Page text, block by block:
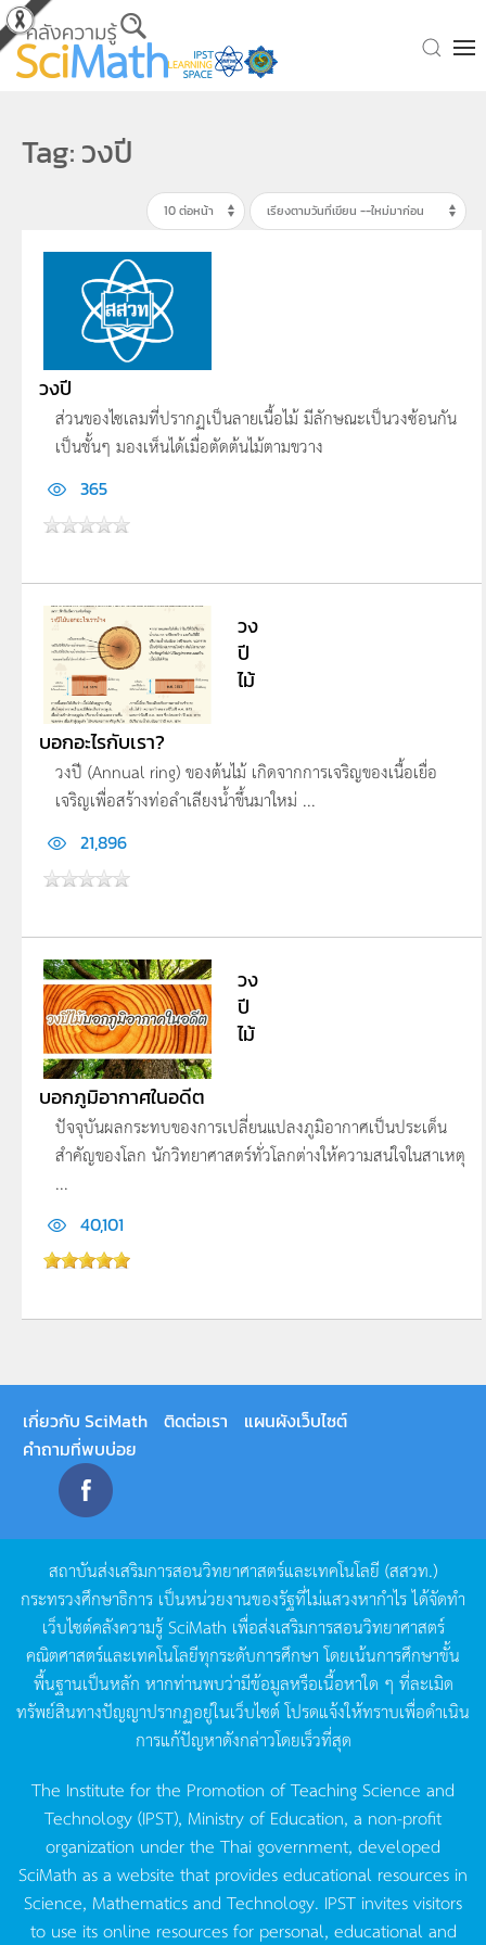
Skip to main content
Tag: วงปี
วงปี
ส่วนของไซเลมที่ปรากฏเป็นลายเนื้อไม้ มีลักษณะเป็นวงซ้อนกัน
เป็นชั้นๆ มองเห็นได้เมื่อตัดต้นไม้ตามขวาง
365
วง
ปี
ไม้
บอกอะไรกับเรา?
วงปี (Annual ring) ของต้นไม้ เกิดจากการเจริญของเนื้อเยื่อ
เจริญเพื่อสร้างท่อลำเลียงน้ำขึ้นมาใหม่ ...
21,896
วง
ปี
ไม้
บอกภูมิอากาศในอดีต
ปัจจุบันผลกระทบของการเปลี่ยนแปลงภูมิอากาศเป็นประเด็น
สำคัญของโลก นักวิทยาศาสตร์ทั่วโลกต่างให้ความสน่ใจในสาเหตุ
...
40,101
เกี่ยวกับ SciMath ติดต่อเรา
แผนผังเว็บไซต์
คำถามที่พบบ่อย
สถาบันส่งเสริมการสอนวิทยาศาสตร์และเทคโนโลยี (สสวท.)
กระทรวงศึกษาธิการ เป็นหน่วยงานของรัฐที่ไม่แสวงหากำไรได้จัดทำ
เว็บไซต์คลังความรู้SciMath เพื่อส่งเสริมการสอนวิทยาศาสตร์
คณิตศาสตร์และเทคโนโลยีทุกระดับการศึกษา โดยเน้นการศึกษาขั้น
พื้นฐานเป็นหลัก หากท่านพบว่ามีข้อมูลหรือเนื้อหาใด ๆ ที่ละเมิด
ทรัพย์สินทางปัญญาปรากฏอยู่ในเว็บไซต์โปรดแจ้งให้ทราบเพื่อดำเนิน
การแก้ปัญหาดังกล่าวโดยเร็วที่สุด
The Institute for the Promotion of Teaching Science and
Technology (IPST), Ministry of Education, a non-profit
organization under the Thai government, developed
SciMath as a website that provides educational resources in
Science, Mathematics and Technology. IPST invites visitors
to use its online resources for personal, educational and